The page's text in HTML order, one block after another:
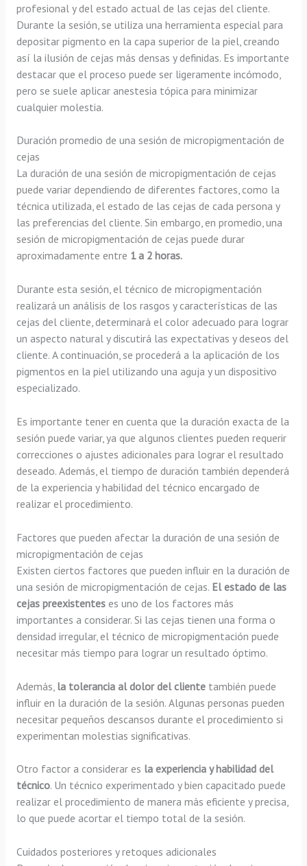
profesional y del estado actual de las cejas del cliente.
Durante la sesión, se utiliza una herramienta especial para
depositar pigmento en la capa superior de la piel, creando
así la ilusión de cejas más densas y definidas. Es importante
destacar que el proceso puede ser ligeramente incómodo,
pero se suele aplicar anestesia tópica para minimizar
cualquier molestia.
Duración promedio de una sesión de micropigmentación de
cejas
La duración de una sesión de micropigmentación de cejas
puede variar dependiendo de diferentes factores, como la
técnica utilizada, el estado de las cejas de cada persona y
las preferencias del cliente. Sin embargo, en promedio, una
sesión de micropigmentación de cejas puede durar
aproximadamente entre 1 a 2 horas.
Durante esta sesión, el técnico de micropigmentación
realizará un análisis de los rasgos y características de las
cejas del cliente, determinará el color adecuado para lograr
un aspecto natural y discutirá las expectativas y deseos del
cliente. A continuación, se procederá a la aplicación de los
pigmentos en la piel utilizando una aguja y un dispositivo
especializado.
Es importante tener en cuenta que la duración exacta de la
sesión puede variar, ya que algunos clientes pueden requerir
correcciones o ajustes adicionales para lograr el resultado
deseado. Además, el tiempo de duración también dependerá
de la experiencia y habilidad del técnico encargado de
realizar el procedimiento.
Factores que pueden afectar la duración de una sesión de
micropigmentación de cejas
Existen ciertos factores que pueden influir en la duración de
una sesión de micropigmentación de cejas. El estado de las
cejas preexistenteses uno de los factores más
importantes a considerar. Si las cejas tienen una forma o
densidad irregular, el técnico de micropigmentación puede
necesitar más tiempo para lograr un resultado óptimo.
Además, la tolerancia al dolor del clientetambién puede
influir en la duración de la sesión. Algunas personas pueden
necesitar pequeños descansos durante el procedimiento si
experimentan molestias significativas.
Otro factor a considerar es la experiencia y habilidad del
técnico. Un técnico experimentado y bien capacitado puede
realizar el procedimiento de manera más eficiente y precisa,
lo que puede acortar el tiempo total de la sesión.
Cuidados posteriores y retoques adicionales